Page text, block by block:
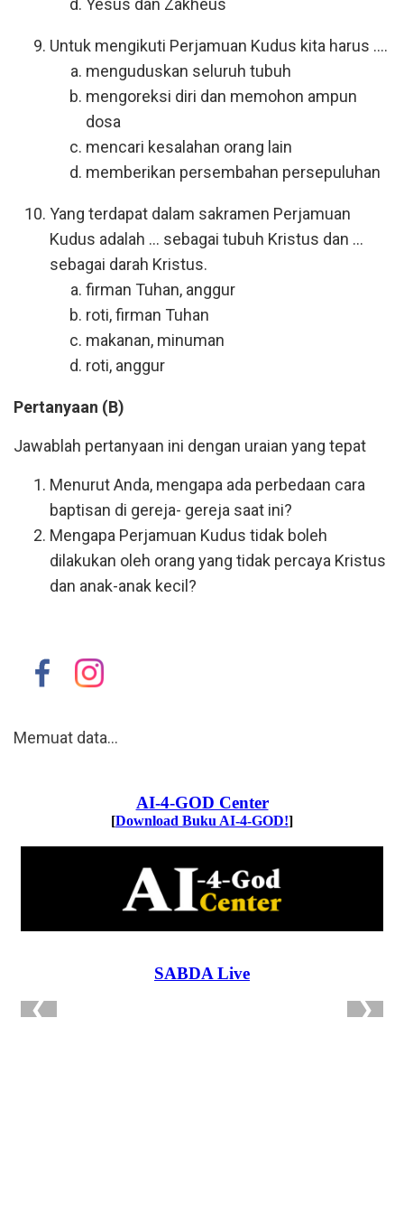
Yesus dan Zakheus
Untuk mengikuti Perjamuan Kudus kita harus ....
menguduskan seluruh tubuh
mengoreksi diri dan memohon ampun
dosa
mencari kesalahan orang lain
memberikan persembahan persepuluhan
Yang terdapat dalam sakramen Perjamuan
Kudus adalah ... sebagai tubuh Kristus dan ...
sebagai darah Kristus.
firman Tuhan, anggur
roti, firman Tuhan
makanan, minuman
roti, anggur
Pertanyaan (B)
Jawablah pertanyaan ini dengan uraian yang tepat
Menurut Anda, mengapa ada perbedaan cara
baptisan di gereja- gereja saat ini?
Mengapa Perjamuan Kudus tidak boleh
dilakukan oleh orang yang tidak percaya Kristus
dan anak-anak kecil?
Memuat data...